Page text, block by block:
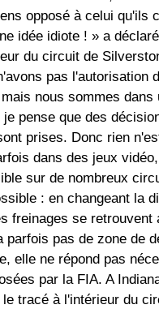
opposé à celui qu'ils
idée idiote ! » a
du circuit de
pas l'autorisation
nous sommes dans
pense que des
prises. Donc rien
dans des jeux
sur de nombreux
: en changeant la
freinages se retrouvent
parfois pas de zone de
elle ne répond pas
par la FIA. A
tracé à l'intérieur du